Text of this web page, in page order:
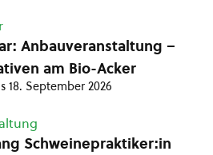
Anbauveranstaltung –
am Bio-Acker
18. September 2026
Schweinepraktiker:in